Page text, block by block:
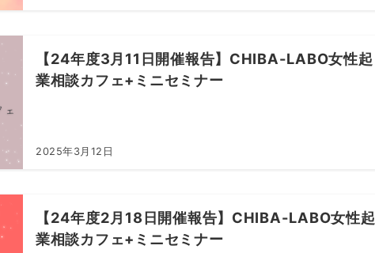
【24年度3月11日開催報告】CHIBA-LABO女性起
業相談カフェ+ミニセミナー
2025年3月12日
【24年度2月18日開催報告】CHIBA-LABO女性起
業相談カフェ+ミニセミナー